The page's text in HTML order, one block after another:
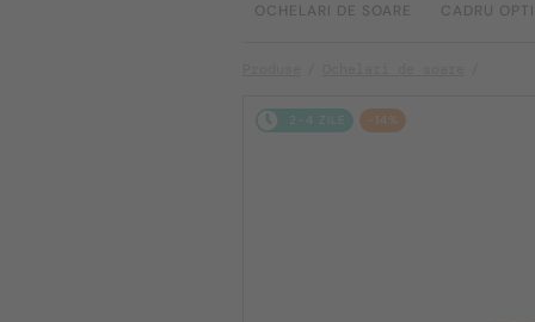
OCHELARI DE SOARE CADRU
2-4 ZILE -14%